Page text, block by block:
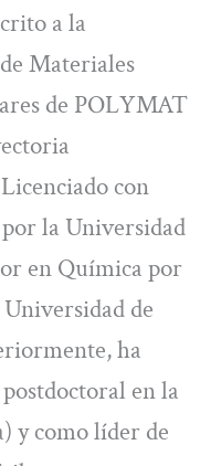
a la
Materiales
de POLYMAT
con
la Universidad
en Química por
de
ha
en la
y como líder de